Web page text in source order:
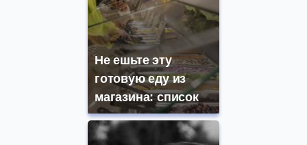
Не ешьте эту
готовую еду из
магазина: список